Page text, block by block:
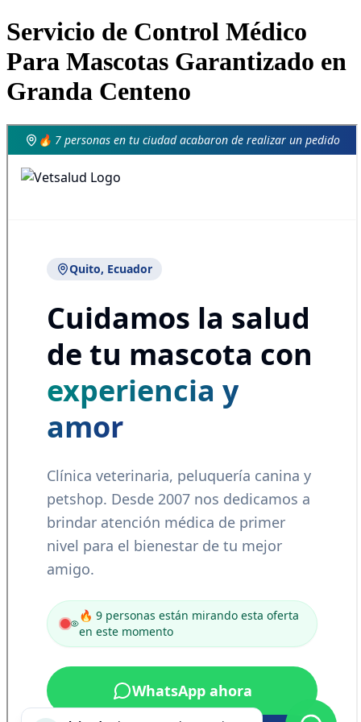
Servicio de Control Médico
Para Mascotas Garantizado en
Granda Centeno